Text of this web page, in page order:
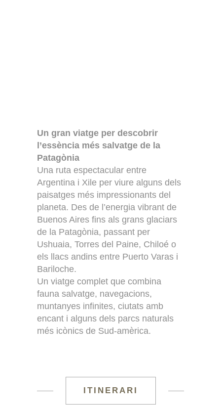
Un gran viatge per descobrir
l’essència més salvatge de la
Patagònia
Una ruta espectacular entre
Argentina i Xile per viure alguns dels
paisatges més impressionants del
planeta. Des de l’energia vibrant de
Buenos Aires fins als grans glaciars
de la Patagònia, passant per
Ushuaia, Torres del Paine, Chiloé o
els llacs andins entre Puerto Varas i
Bariloche.
Un viatge complet que combina
fauna salvatge, navegacions,
muntanyes infinites, ciutats amb
encant i alguns dels parcs naturals
més icònics de Sud-amèrica.
ITINERARI